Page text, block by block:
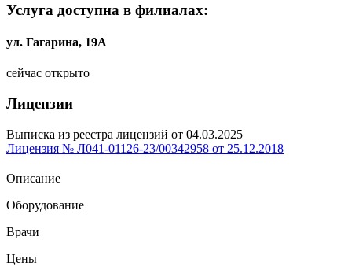
Услуга доступна в филиалах:
ул. Гагарина, 19А
сейчас открыто
Лицензии
Выписка из реестра лицензий от 04.03.2025
Лицензия № Л041-01126-23/00342958 от 25.12.2018
Описание
Оборудование
Врачи
Цены